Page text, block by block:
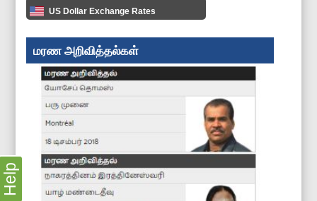
US Dollar Exchange Rates
மரண அறிவித்தல்கள்
Help